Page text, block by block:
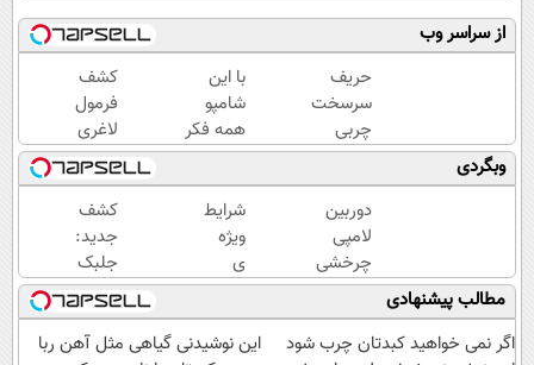
از سراسر وب
حریف
سرسخت
چربی
های
شکم و
پهلو با
تخفیف
ویژه ی
جام
جهانی
با این
شامپو
همه فکر
میکنن
انگار مو
کاشتی!!!!!
کشف
فرمول
لاغری
اسان
توسط
متخصصان
ایرانی
وبگردی
دوربین
لامپی
چرخشی
360
درجه
فقط
شرایط
ویژه
ی
خرید
این
پک
کشف
جدید:
جلبک
اسپیرولینا
پیری را
متوقف
مطالب پیشنهادی
اگر نمی خواهید کبدتان چرب شود
این نوشیدنی گیاهی مثل آهن ربا